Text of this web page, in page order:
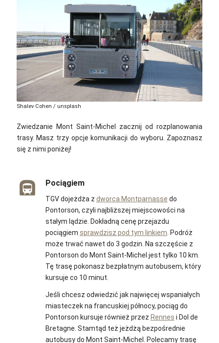
Shalev Cohen / unsplash
Zwiedzanie Mont Saint-Michel zacznij od rozplanowania
trasy. Masz trzy opcje komunikacji do wyboru. Zapoznasz
się z nimi poniżej!
Pociągiem
TGV dojeżdża z dworca Montparnasse do
Pontorson, czyli najbliższej miejscowości na
stałym lądzie. Dokładną cenę przejazdu
pociągiem sprawdzisz pod tym linkiem Podróż
może trwać nawet do 3 godzin. Na szczęście z
Pontorson do Mont Saint-Michel jest tylko 10 km.
Tę trasę pokonasz bezpłatnym autobusem, który
kursuje co 10 minut.
Jeśli chcesz odwiedzić jak najwięcej wspaniałych
miasteczek na francuskiej północy, pociąg do
Pontorson kursuje również przez Rennes i Dol de
Bretagne. Stamtąd też jeżdżą bezpośrednie
autobusy do Mont Saint-Michel. Polecamy trasę